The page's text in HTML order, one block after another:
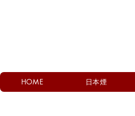
HOME 日本煙